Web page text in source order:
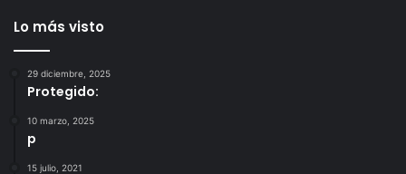
Lo más visto
29 diciembre, 2025
Protegido:
10 marzo, 2025
p
15 julio, 2021